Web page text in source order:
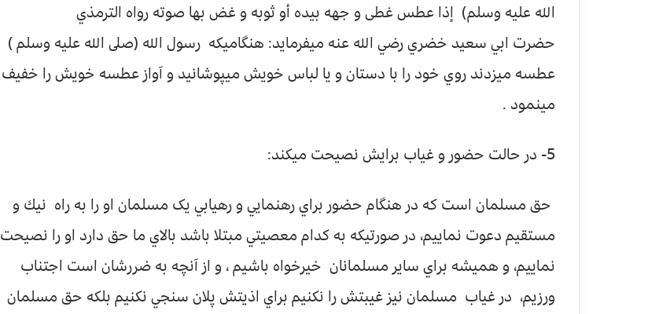
الله عليه وسلم) إذا عطس غطى و جهه بيده أو ثوبه و غض بها صوته رواه الترمذي
حضرت ابي سعيد خضري رضي الله عنه ميفرمايد: هنگاميکه رسول الله (صلى الله عليه وسلم )
عطسه ميزدند روي خود را با دستان و يا لباس خويش ميپوشانيد و آواز عطسه خويش را خفيف
مينمود .
5- در حالت حضور و غياب برايش نصيحت ميكند:
حق مسلمان است كه در هنگام حضور براي رهنمايي و رهيابي يک مسلمان او را به راه نيك و
مستقيم دعوت نماييم، در صورتيكه به كدام معصيتي مبتلا باشد بالاي ما حق دارد او را نصيحت
نماييم، و هميشه براي ساير مسلمانان خيرخواه باشيم ، و از آنچه به ضررشان است اجتناب
ورزيم، در غياب مسلمان نيز غيبتش را نكنيم براي اذيتش پلان سنجي نكنيم بلكه حق مسلمان